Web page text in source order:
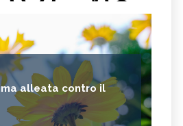
alleata contro il